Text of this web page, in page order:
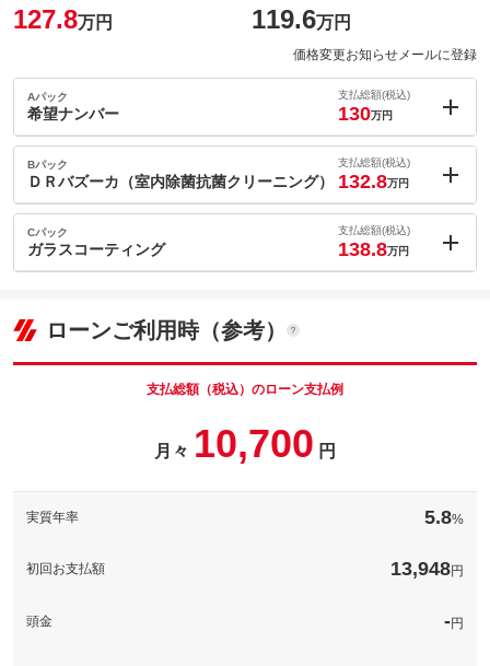
127.8万円 119.6万円
価格変更お知らせメールに登録
Aパック
希望ナンバー
支払総額(税込)
130万円
内：オプシ
ョン価格
(税込)
車両本体価
119.6万円
パック内容
切な愛車がより一層大切な１台になりますね！
お時間のかかる場合や通常ナンバーに比べナンバー交付されるま
で日数がかかりますのでご了承くださいませ。
Bパック
ＤＲバズーカ（室内除菌抗菌クリーニング）
支払総額(税込)
132.8万円
内：オプシ
ョン価格
(税込)
車両本体価
剤を直接噴射し汚れを浮かした上で汚れと薬剤をきれいに洗い流
します。さらにエアコンダクト内をマイクロミストの除菌消臭液
備考
Cパック
ガラスコーティング
支払総額(税込)
138.8万円
車両本体価
119.6
込みを行います。撥水、滑水の２パターンからお選び頂けます。
ローンご利用時（参考）
支払総額（税込）のローン支払例
月々 10,700 円
実質年率 5.8%
初回お支払額 13,948円
頭金 -円